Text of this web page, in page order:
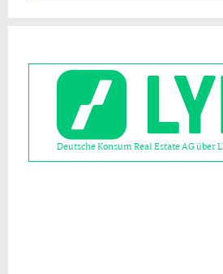
Deutsche Konsum Real Estate AG über